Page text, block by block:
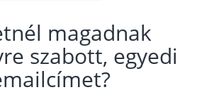
magadnak
szabott, egyedi